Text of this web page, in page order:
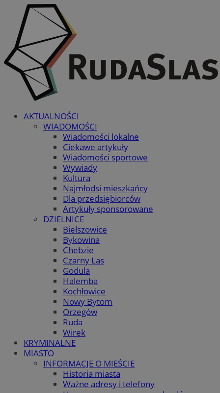
AKTUALNOŚCI
WIADOMOŚCI
Wiadomości lokalne
Ciekawe artykuły
Wiadomości sportowe
Wywiady
Kultura
Najmłodsi mieszkańcy
Dla przedsiębiorców
Artykuły sponsorowane
DZIELNICE
Bielszowice
Bykowina
Chebzie
Czarny Las
Godula
Halemba
Kochłowice
Nowy Bytom
Orzegów
Ruda
Wirek
KRYMINALNE
MIASTO
INFORMACJE O MIEŚCIE
Historia miasta
Ważne adresy i telefony